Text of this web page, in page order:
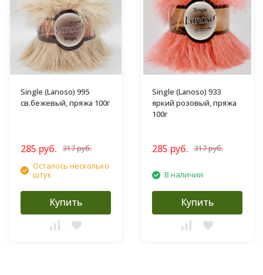
Single (Lanoso) 995
св.бежевый, пряжа 100г
285 руб. 317 руб.
Осталось несколько
штук
Купить
Single (Lanoso) 933
яркий розовый, пряжа
100г
285 руб. 317 руб.
В наличии
Купить